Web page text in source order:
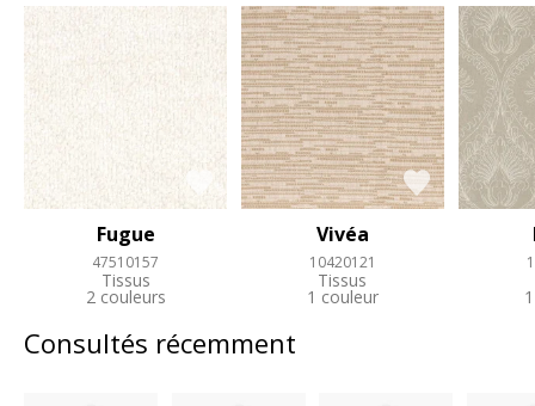
Fugue
47510157
Tissus
2 couleurs
Vivéa
10420121
Tissus
1 couleur
Consultés récemment